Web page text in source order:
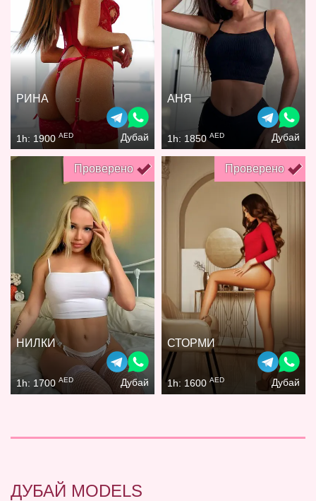
РИНА
1h: 1900 AED Дубай
АНЯ
1h: 1850AED Дубай
Проверено
НИЛКИ
1h: 1700 AED Дубай
Проверено
СТОРМИ
1h: 1600 AED Дубай
ДУБАЙ MODELS